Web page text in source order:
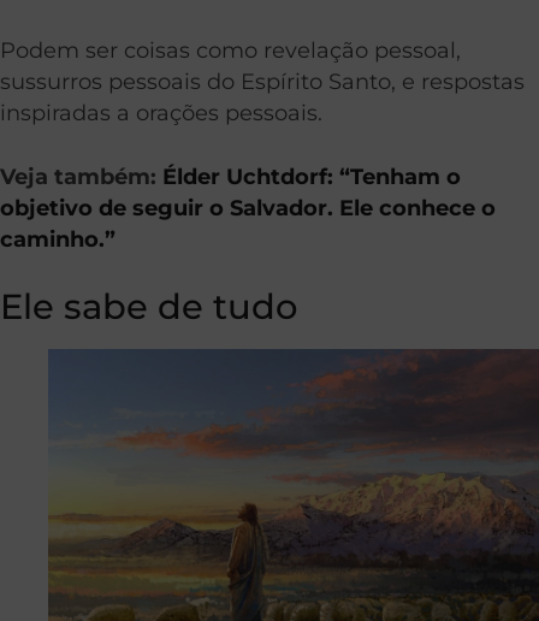
Podem ser coisas como revelação pessoal,
sussurros pessoais do Espírito Santo, e respostas
inspiradas a orações pessoais.
Veja também: Élder Uchtdorf: “Tenham o
objetivo de seguir o Salvador. Ele conhece o
caminho.”
Ele sabe de tudo